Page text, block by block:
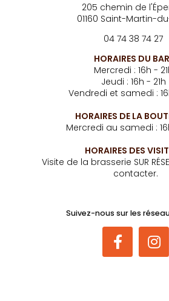
205 chemin de
01160 Saint-Martin-
04 74 38 74 27
HORAIRES DU
Mercredi : 16h -
Jeudi : 16h - 21h
Vendredi et samedi :
HORAIRES DE LA
Mercredi au samedi :
HORAIRES DES
Visite de la brasserie SUR
contacter.
Suivez-nous sur les